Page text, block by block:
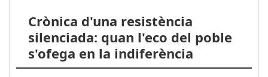
Crònica d'una resistència
silenciada: quan l'eco del poble
s'ofega en la indiferència